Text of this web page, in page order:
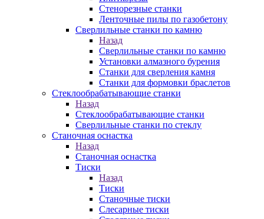
Стенорезные станки
Ленточные пилы по газобетону
Сверлильные станки по камню
Назад
Сверлильные станки по камню
Установки алмазного бурения
Станки для сверления камня
Станки для формовки браслетов
Стеклообрабатывающие станки
Назад
Стеклообрабатывающие станки
Сверлильные станки по стеклу
Станочная оснастка
Назад
Станочная оснастка
Тиски
Назад
Тиски
Станочные тиски
Слесарные тиски